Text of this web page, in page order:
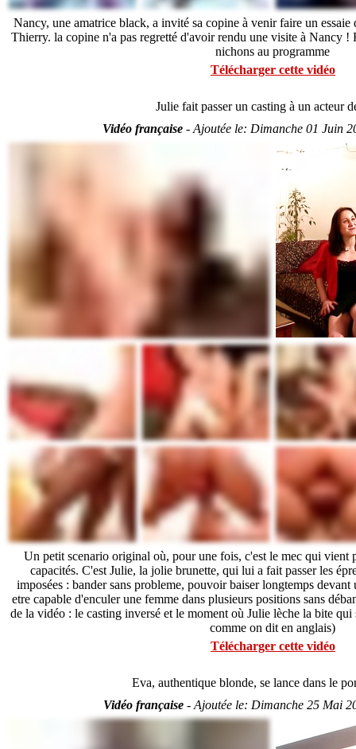
Nancy, une amatrice black, a invité sa copine à venir faire un essaie
Thierry. la copine n'a pas regretté d'avoir rendu une visite à Nancy !
nichons au programme
Télécharger cette vidéo
Julie fait passer un casting à un acteur
Vidéo française -Ajoutée le: Dimanche 01 Juin
Un petit scenario original où, pour une fois, c'est le mec qui vient
capacités. C'est Julie, la jolie brunette, qui lui a fait passer les
imposées : bander sans probleme, pouvoir baiser longtemps devant
etre capable d'enculer une femme dans plusieurs positions sans
de la vidéo : le casting inversé et le moment où Julie lèche la bite
comme on dit en anglais)
Télécharger cette vidéo
Eva, authentique blonde, se lance dans le
Vidéo française -Ajoutée le: Dimanche 25 Mai